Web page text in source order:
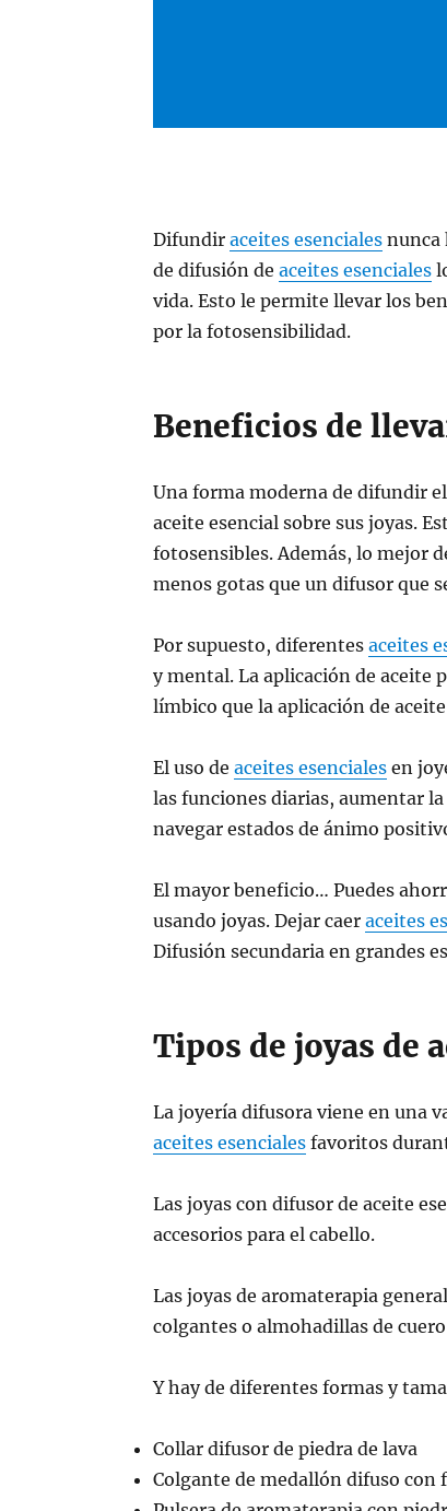
Difundiraceites esenciales nunca
de difusión deaceites esenciales
vida. Esto le permite llevar los
por la fotosensibilidad.
Beneficios de
Una forma moderna de difundir
aceite esencial sobre sus joyas.
fotosensibles. Además, lo mejor
menos gotas que un difusor que
Por supuesto, diferentesaceites
y mental. La aplicación de aceite
límbico que la aplicación de
El uso deaceites esenciales en
las funciones diarias, aumentar
navegar estados de ánimo
El mayor beneficio… Puedes
usando joyas. Dejar caeraceites
Difusión secundaria en grandes
Tipos de joyas de
La joyería difusora viene en una
aceites esenciales favoritos
Las joyas con difusor de aceite
accesorios para el cabello.
Las joyas de aromaterapia
colgantes o almohadillas de
Y hay de diferentes formas y
Collar difusor de piedra de lava
Colgante de medallón difuso